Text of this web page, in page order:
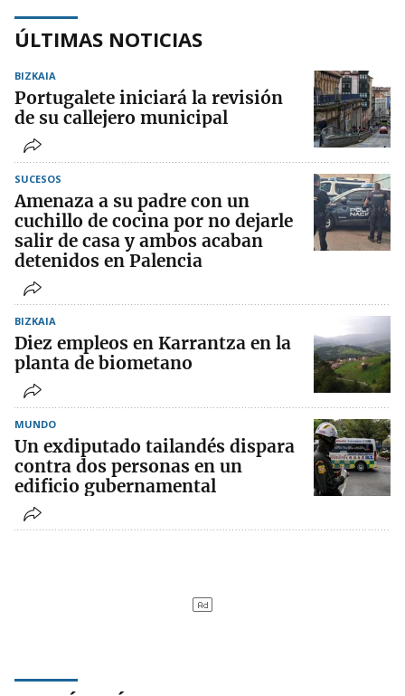
ÚLTIMAS NOTICIAS
BIZKAIA
Portugalete iniciará la revisión
de su callejero municipal
SUCESOS
Amenaza a su padre con un
cuchillo de cocina por no dejarle
salir de casa y ambos acaban
detenidos en Palencia
BIZKAIA
Diez empleos en Karrantza en la
planta de biometano
MUNDO
Un exdiputado tailandés dispara
contra dos personas en un
edificio gubernamental